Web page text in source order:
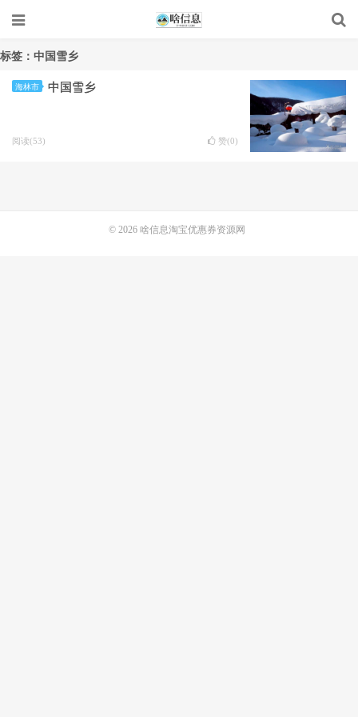
标签：中国雪乡
海林市 中国雪乡
阅读(53) 赞(0)
© 2026 啥信息淘宝优惠券资源网